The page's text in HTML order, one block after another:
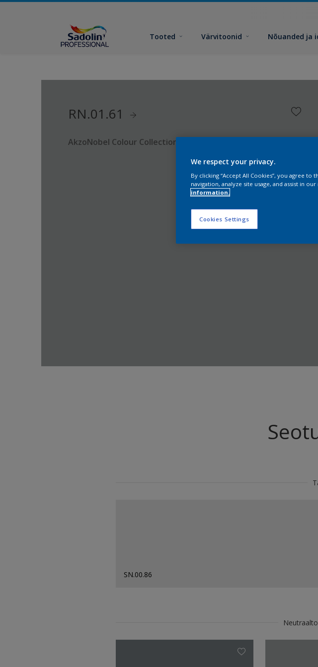
Tooted Värvitoonid Nõuanded ja
RN.01.61
AkzoNobel Colour Collection
SN.00.86
We respect your privacy.
By clicking “Accept All Cookies”, you agree
navigation, analyze site usage, and assist in
information.
Cookies Settings